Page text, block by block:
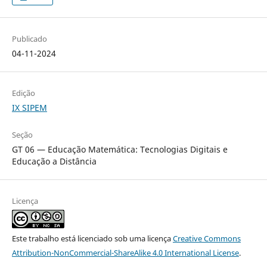
Publicado
04-11-2024
Edição
IX SIPEM
Seção
GT 06 — Educação Matemática: Tecnologias Digitais e
Educação a Distância
Licença
Este trabalho está licenciado sob uma licençaCreative Commons
Attribution-NonCommercial-ShareAlike 4.0 International License.